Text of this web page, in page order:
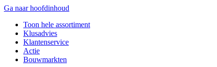
Ga naar hoofdinhoud
Toon hele assortiment
Klusadvies
Klantenservice
Actie
Bouwmarkten